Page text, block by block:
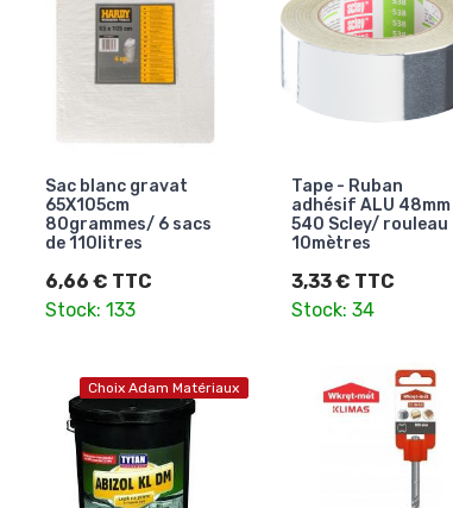
Sac blanc gravat
65X105cm
80grammes/ 6 sacs
de 110litres
6,66 € TTC
Stock: 133
Tape - Ruban
adhésif ALU 48mm
540 Scley/ rouleau
10mètres
3,33 € TTC
Stock: 34
Choix Adam Matériaux